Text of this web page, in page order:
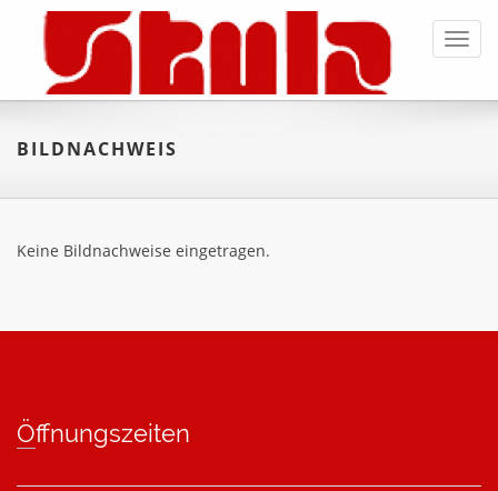
BILDNACHWEIS
Keine Bildnachweise eingetragen.
Öffnungszeiten